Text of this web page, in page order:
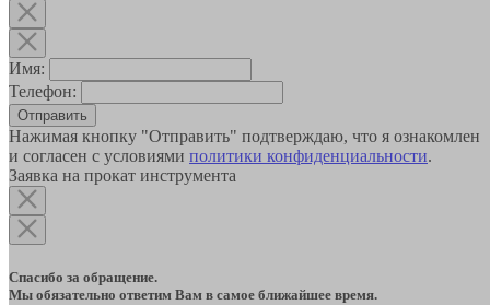
Имя:
Телефон:
Отправить
Нажимая кнопку "Отправить" подтверждаю, что я ознакомлен
и согласен с условиями политики конфиденциальности.
Заявка на прокат инструмента
Спасибо за обращение.
Мы обязательно ответим Вам в самое ближайшее время.